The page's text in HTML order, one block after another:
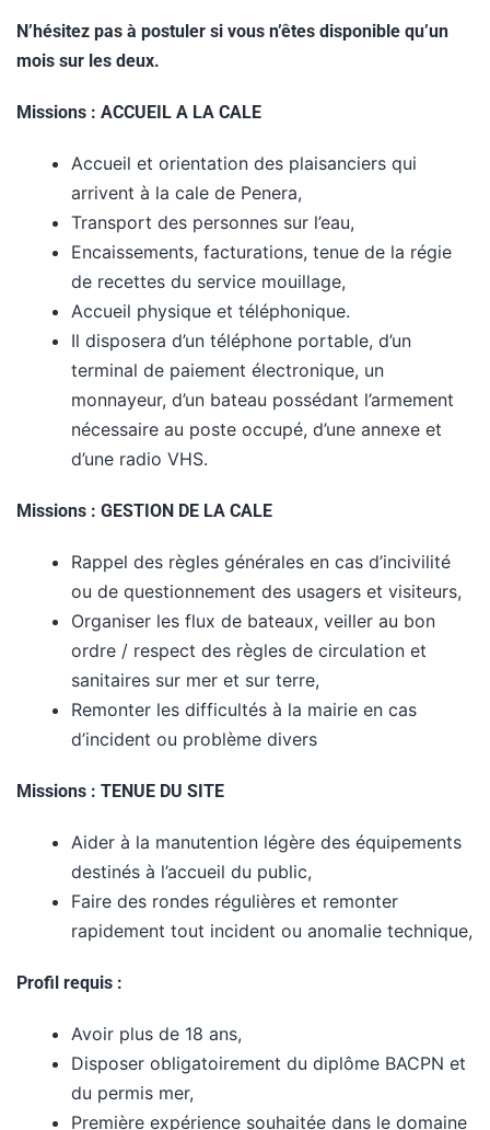
N’hésitez pas à postuler si vous n’êtes disponible qu’un
mois sur les deux.
Missions : ACCUEIL A LA CALE
Accueil et orientation des plaisanciers qui
arrivent à la cale de Penera,
Transport des personnes sur l’eau,
Encaissements, facturations, tenue de la régie
de recettes du service mouillage,
Accueil physique et téléphonique.
Il disposera d’un téléphone portable, d’un
terminal de paiement électronique, un
monnayeur, d’un bateau possédant l’armement
nécessaire au poste occupé, d’une annexe et
d’une radio VHS.
Missions : GESTION DE LA CALE
Rappel des règles générales en cas d’incivilité
ou de questionnement des usagers et visiteurs,
Organiser les flux de bateaux, veiller au bon
ordre / respect des règles de circulation et
sanitaires sur mer et sur terre,
Remonter les difficultés à la mairie en cas
d’incident ou problème divers
Missions : TENUE DU SITE
Aider à la manutention légère des équipements
destinés à l’accueil du public,
Faire des rondes régulières et remonter
rapidement tout incident ou anomalie technique,
Profil requis :
Avoir plus de 18 ans,
Disposer obligatoirement du diplôme BACPN et
du permis mer,
Première expérience souhaitée dans le domaine